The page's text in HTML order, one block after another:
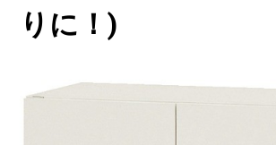
りに！)